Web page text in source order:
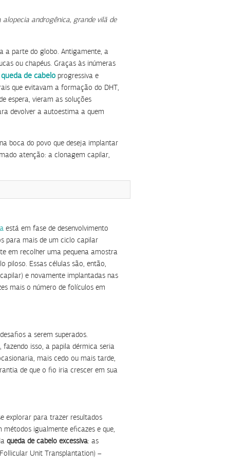
androgênica, grande vilã de
a parte do globo. Antigamente, a
ou chapéus. Graças às inúmeras
queda de cabelo progressiva e
que evitavam a formação do DHT,
espera, vieram as soluções
devolver a autoestima a quem
boca do povo que deseja implantar
atenção: a clonagem capilar,
está em fase de desenvolvimento
para mais de um ciclo capilar
em recolher uma pequena amostra
piloso. Essas células são, então,
e novamente implantadas nas
mais o número de folículos em
a serem superados.
isso, a papila dérmica seria
mais cedo ou mais tarde,
de que o fio iria crescer em sua
explorar para trazer resultados
igualmente eficazes e que,
queda de cabelo excessiva: as
Unit Transplantation) –